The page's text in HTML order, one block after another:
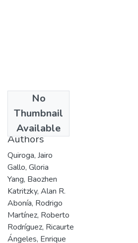
No
Thumbnail
Available
1997
Authors
Quiroga, Jairo
Gallo, Gloria
Yang, Baozhen
Katritzky, Alan R.
Abonía, Rodrigo
Martínez, Roberto
Rodríguez, Ricaurte
Ángeles, Enrique